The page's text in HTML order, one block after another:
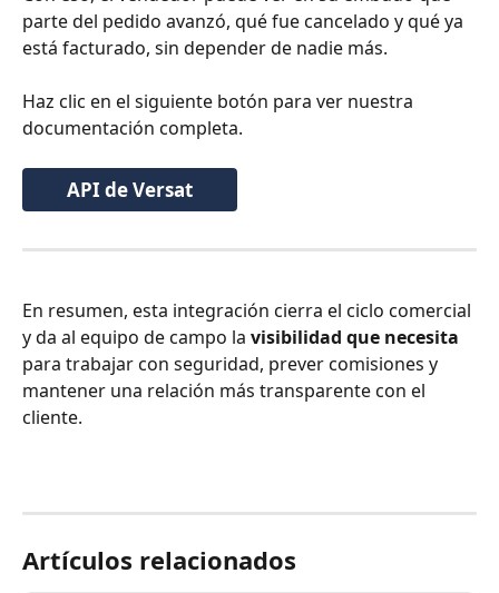
parte del pedido avanzó, qué fue cancelado y qué ya
está facturado, sin depender de nadie más.
Haz clic en el siguiente botón para ver nuestra
documentación completa.
API de Versat
En resumen, esta integración cierra el ciclo comercial
y da al equipo de campo la visibilidad que necesita
para trabajar con seguridad, prever comisiones y
mantener una relación más transparente con el
cliente.
Artículos relacionados